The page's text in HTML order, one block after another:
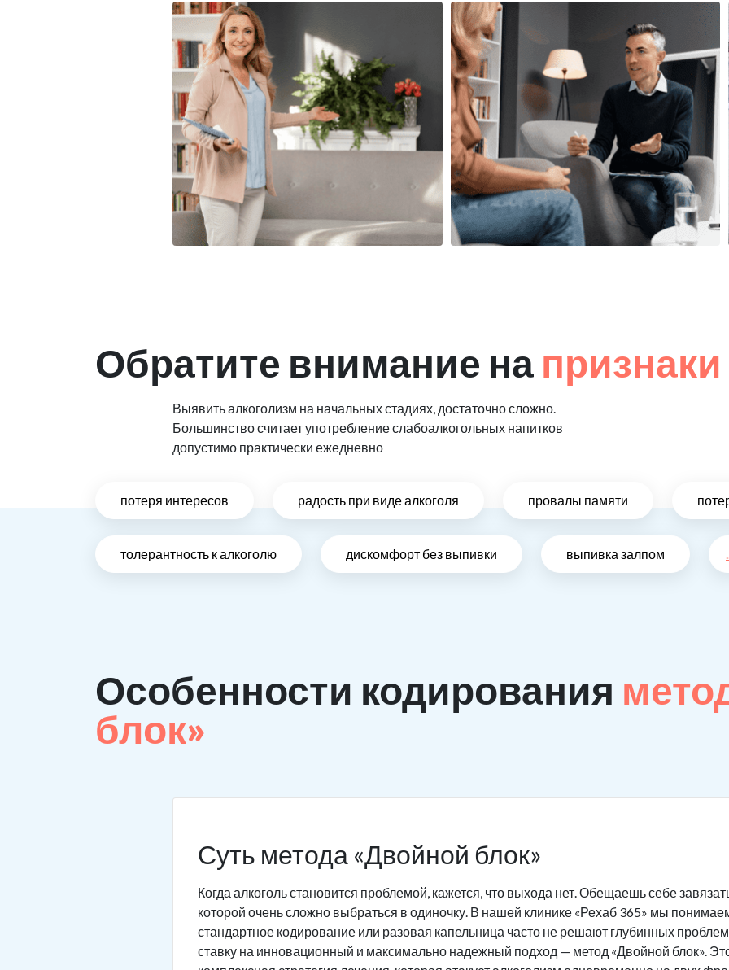
Обратите внимание на
Выявить алкоголизм на начальных стадиях, достаточно сложно.
Большинство считает употребление слабоалкогольных напитков
допустимо практически ежедневно
потеря интересов радость при виде алкоголя провалы памяти
толерантность к алкоголю дискомфорт без выпивки выпивка залпом
Особенности кодирования
блок»
Суть метода «Двойной блок»
Когда алкоголь становится проблемой, кажется, что выхода нет. Обещаешь себе
которой очень сложно выбраться в одиночку. В нашей клинике «Рехаб 365» мы
стандартное кодирование или разовая капельница часто не решают глубинных
ставку на инновационный и максимально надежный подход — метод «Двойной блок».